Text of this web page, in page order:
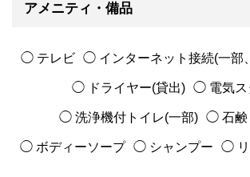
アメニティ・備品
◯ テレビ ◯ インターネット接続(一部
◯ ドライヤー(貸出) ◯ 電気ス
◯ 洗浄機付トイレ(一部) ◯ 石鹸
◯ ボディーソープ ◯ シャンプー ◯ リ